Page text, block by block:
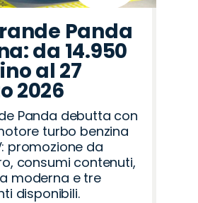
Panda
da 14.950
al 27
2026
Panda debutta con
turbo benzina
promozione da
consumi contenuti,
moderna e tre
disponibili.